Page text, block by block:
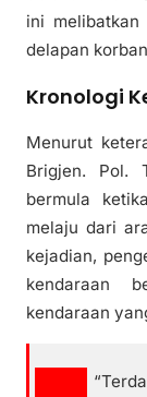
ini melibatkan
delapan
Kronologi
Menurut
Brigjen. Pol.
bermula
melaju dari
kejadian,
kendaraan
kendaraan